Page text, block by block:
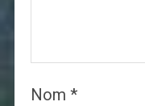
Nom *